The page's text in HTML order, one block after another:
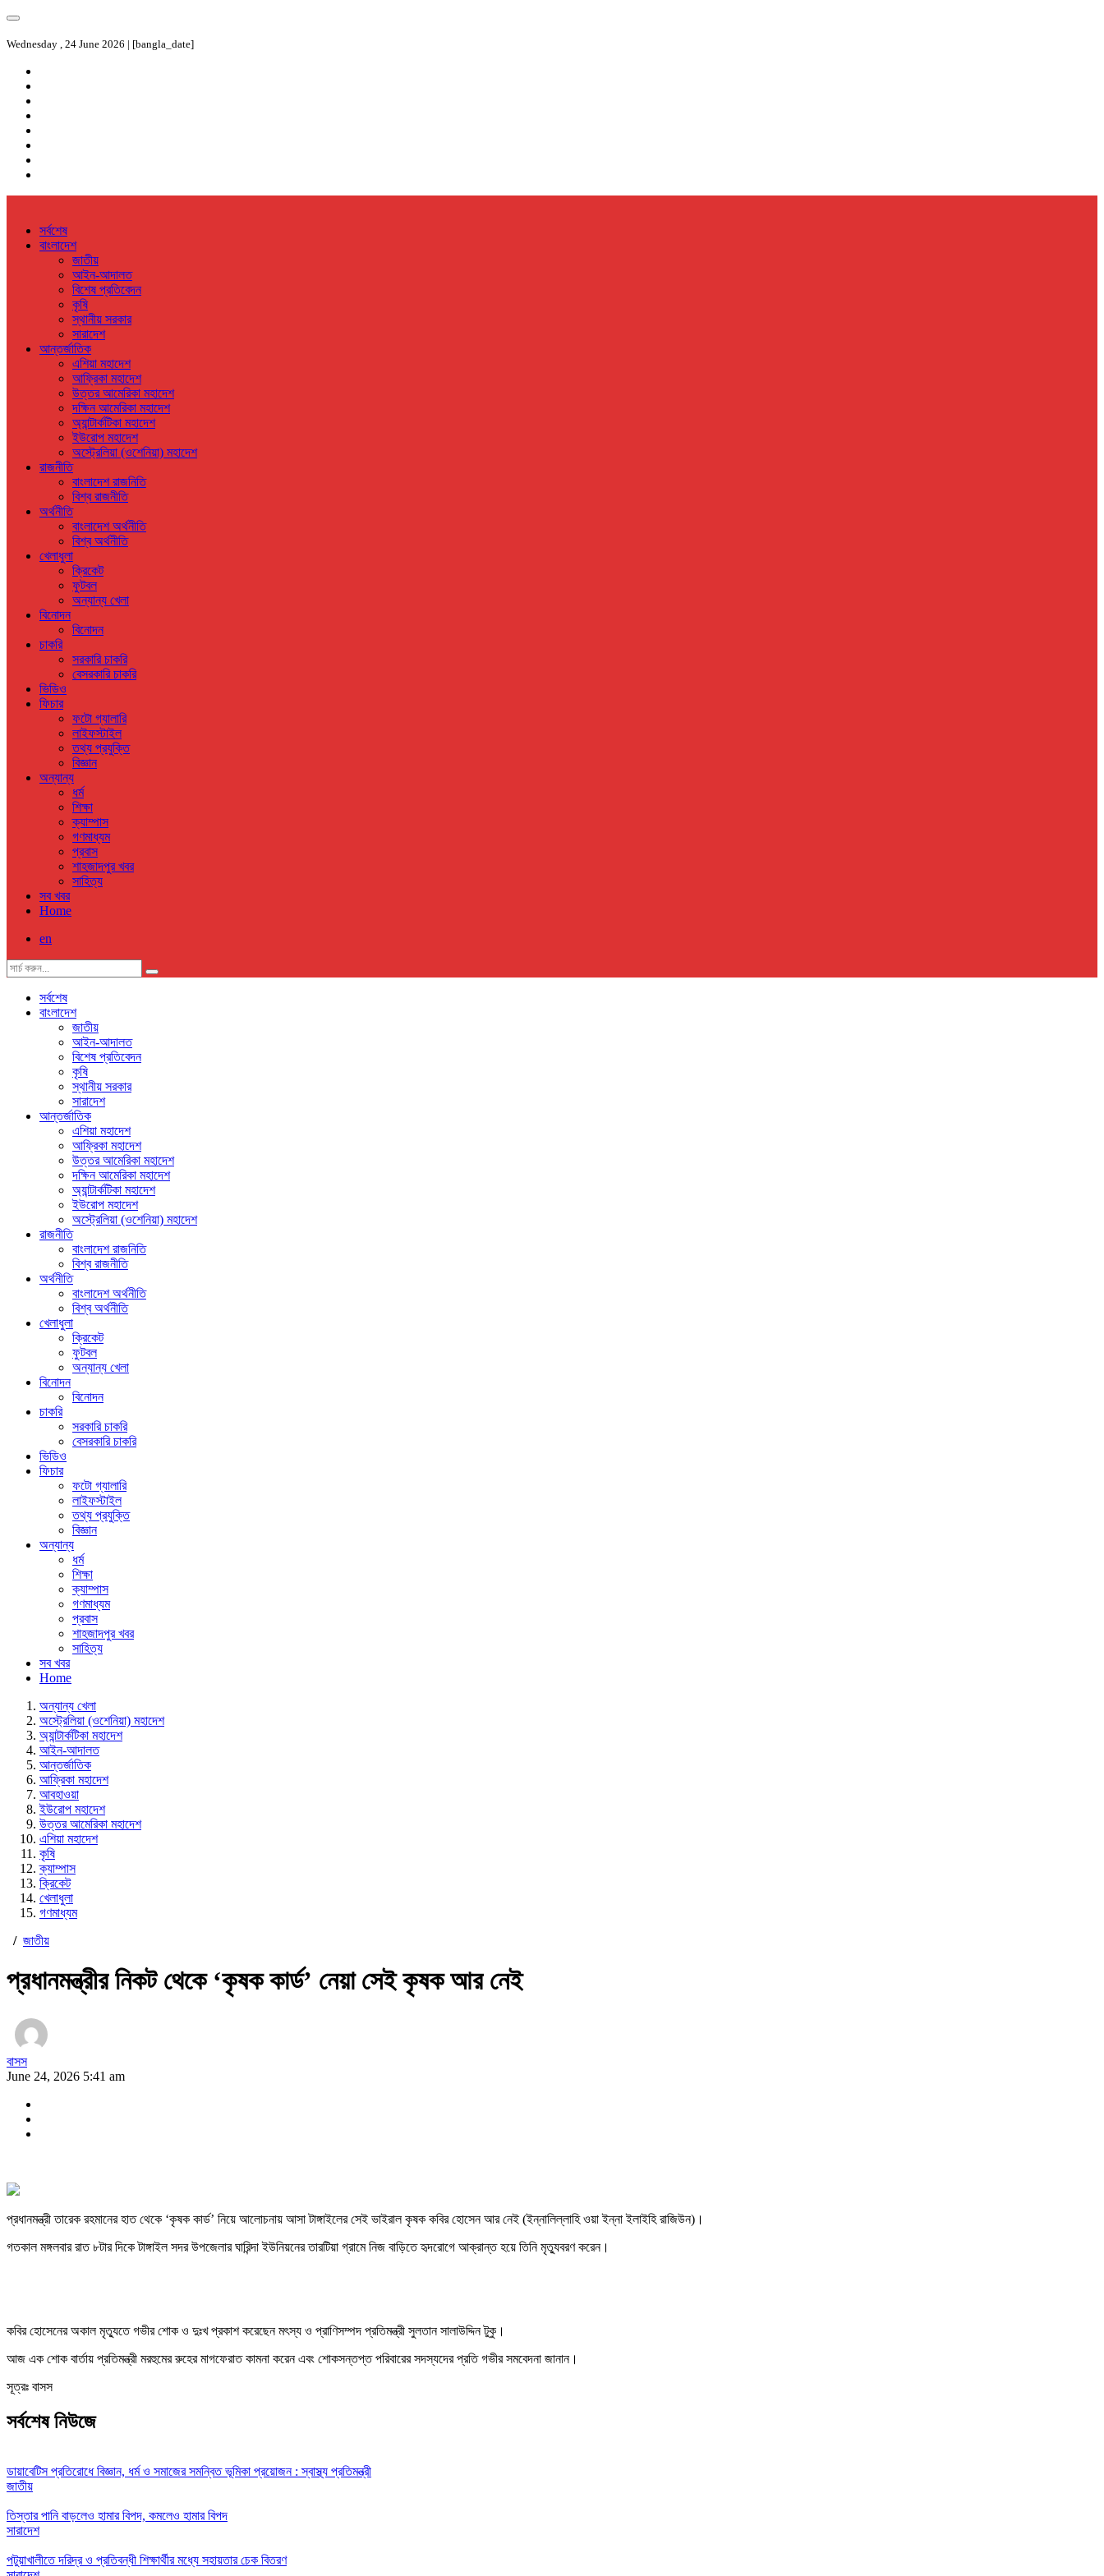
Wednesday , 24 June 2026 | [bangla_date]
সর্বশেষ
বাংলাদেশ
জাতীয়
আইন-আদালত
বিশেষ প্রতিবেদন
কৃষি
স্থানীয় সরকার
সারাদেশ
আন্তর্জাতিক
এশিয়া মহাদেশ
আফ্রিকা মহাদেশ
উত্তর আমেরিকা মহাদেশ
দক্ষিন আমেরিকা মহাদেশ
অ্যান্টার্কটিকা মহাদেশ
ইউরোপ মহাদেশ
অস্ট্রেলিয়া (ওশেনিয়া) মহাদেশ
রাজনীতি
বাংলাদেশ রাজনিতি
বিশ্ব রাজনীতি
অর্থনীতি
বাংলাদেশ অর্থনীতি
বিশ্ব অর্থনীতি
খেলাধুলা
ক্রিকেট
ফুটবল
অন্যান্য খেলা
বিনোদন
বিনোদন
চাকরি
সরকারি চাকরি
বেসরকারি চাকরি
ভিডিও
ফিচার
ফটো গ্যালারি
লাইফস্টাইল
তথ্য প্রযুক্তি
বিজ্ঞান
অন্যান্য
ধর্ম
শিক্ষা
ক্যাম্পাস
গণমাধ্যম
প্রবাস
শাহজাদপুর খবর
সাহিত্য
সব খবর
Home
en
সর্বশেষ
বাংলাদেশ
জাতীয়
আইন-আদালত
বিশেষ প্রতিবেদন
কৃষি
স্থানীয় সরকার
সারাদেশ
আন্তর্জাতিক
এশিয়া মহাদেশ
আফ্রিকা মহাদেশ
উত্তর আমেরিকা মহাদেশ
দক্ষিন আমেরিকা মহাদেশ
অ্যান্টার্কটিকা মহাদেশ
ইউরোপ মহাদেশ
অস্ট্রেলিয়া (ওশেনিয়া) মহাদেশ
রাজনীতি
বাংলাদেশ রাজনিতি
বিশ্ব রাজনীতি
অর্থনীতি
বাংলাদেশ অর্থনীতি
বিশ্ব অর্থনীতি
খেলাধুলা
ক্রিকেট
ফুটবল
অন্যান্য খেলা
বিনোদন
বিনোদন
চাকরি
সরকারি চাকরি
বেসরকারি চাকরি
ভিডিও
ফিচার
ফটো গ্যালারি
লাইফস্টাইল
তথ্য প্রযুক্তি
বিজ্ঞান
অন্যান্য
ধর্ম
শিক্ষা
ক্যাম্পাস
গণমাধ্যম
প্রবাস
শাহজাদপুর খবর
সাহিত্য
সব খবর
Home
অন্যান্য খেলা
অস্ট্রেলিয়া (ওশেনিয়া) মহাদেশ
অ্যান্টার্কটিকা মহাদেশ
আইন-আদালত
আন্তর্জাতিক
আফ্রিকা মহাদেশ
আবহাওয়া
ইউরোপ মহাদেশ
উত্তর আমেরিকা মহাদেশ
এশিয়া মহাদেশ
কৃষি
ক্যাম্পাস
ক্রিকেট
খেলাধুলা
গণমাধ্যম
/ জাতীয়
প্রধানমন্ত্রীর নিকট থেকে ‘কৃষক কার্ড’ নেয়া সেই কৃষক আর নেই
বাসস
June 24, 2026 5:41 am
প্রধানমন্ত্রী তারেক রহমানের হাত থেকে ‘কৃষক কার্ড’ নিয়ে আলোচনায় আসা টাঙ্গাইলের সেই ভাইরাল কৃষক কবির হোসেন আর নেই (ইন্নালিল্লাহি ওয়া ইন্না ইলাইহি রাজিউন)।
গতকাল মঙ্গলবার রাত ৮টার দিকে টাঙ্গাইল সদর উপজেলার ঘারিন্দা ইউনিয়নের তারটিয়া গ্রামে নিজ বাড়িতে হৃদরোগে আক্রান্ত হয়ে তিনি মৃত্যুবরণ করেন।
কবির হোসেনের অকাল মৃত্যুতে গভীর শোক ও দুঃখ প্রকাশ করেছেন মৎস্য ও প্রাণিসম্পদ প্রতিমন্ত্রী সুলতান সালাউদ্দিন টুকু।
আজ এক শোক বার্তায় প্রতিমন্ত্রী মরহুমের রুহের মাগফেরাত কামনা করেন এবং শোকসন্তপ্ত পরিবারের সদস্যদের প্রতি গভীর সমবেদনা জানান।
সূত্রঃ বাসস
সর্বশেষ নিউজে
ডায়াবেটিস প্রতিরোধে বিজ্ঞান, ধর্ম ও সমাজের সমন্বিত ভূমিকা প্রয়োজন : স্বাস্থ্য প্রতিমন্ত্রী
জাতীয়
তিস্তার পানি বাড়লেও হামার বিপদ, কমলেও হামার বিপদ
সারাদেশ
পটুয়াখালীতে দরিদ্র ও প্রতিবন্ধী শিক্ষার্থীর মধ্যে সহায়তার চেক বিতরণ